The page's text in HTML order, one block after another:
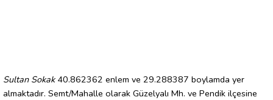
Sultan Sokak40.862362 enlem ve 29.288387 boylamda yer
almaktadır. Semt/Mahalle olarak Güzelyalı Mh. ve Pendik ilçesine